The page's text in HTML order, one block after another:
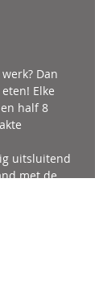
Dan
Elke
half 8
uitsluitend
met de